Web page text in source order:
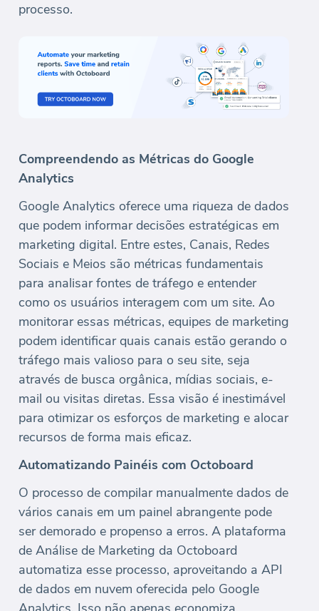
processo.
Compreendendo as Métricas do Google
Analytics
Google Analytics oferece uma riqueza de dados
que podem informar decisões estratégicas em
marketing digital. Entre estes, Canais, Redes
Sociais e Meios são métricas fundamentais
para analisar fontes de tráfego e entender
como os usuários interagem com um site. Ao
monitorar essas métricas, equipes de marketing
podem identificar quais canais estão gerando o
tráfego mais valioso para o seu site, seja
através de busca orgânica, mídias sociais, e-
mail ou visitas diretas. Essa visão é inestimável
para otimizar os esforços de marketing e alocar
recursos de forma mais eficaz.
Automatizando Painéis com Octoboard
O processo de compilar manualmente dados de
vários canais em um painel abrangente pode
ser demorado e propenso a erros. A plataforma
de Análise de Marketing da Octoboard
automatiza esse processo, aproveitando a API
de dados em nuvem oferecida pelo Google